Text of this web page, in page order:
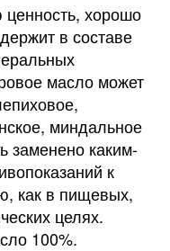
хорошо
в составе
масло может
миндальное
заменено каким-
к
как в пищевых,
целях.
100%.